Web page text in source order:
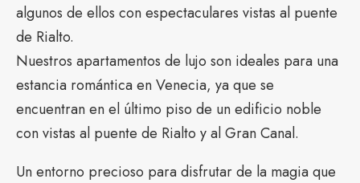
algunos de ellos con espectaculares vistas al puente
de Rialto.
Nuestros apartamentos de lujo son ideales para una
estancia romántica en Venecia, ya que se
encuentran en el último piso de un edificio noble
con vistas al puente de Rialto y al Gran Canal.
Un entorno precioso para disfrutar de la magia que